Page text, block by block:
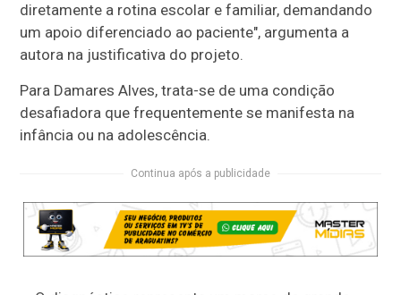
diretamente a rotina escolar e familiar, demandando
um apoio diferenciado ao paciente", argumenta a
autora na justificativa do projeto.
Para Damares Alves, trata-se de uma condição
desafiadora que frequentemente se manifesta na
infância ou na adolescência.
Continua após a publicidade